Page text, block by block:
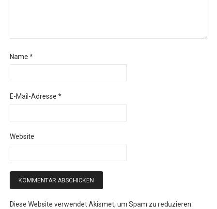
Name *
E-Mail-Adresse *
Website
Diese Website verwendet Akismet, um Spam zu reduzieren.